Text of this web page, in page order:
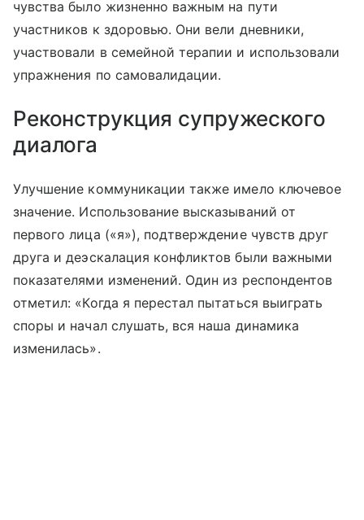
чувства было жизненно важным на пути
участников к здоровью. Они вели дневники,
участвовали в семейной терапии и использовали
упражнения по самовалидации.
Реконструкция супружеского
диалога
Улучшение коммуникации также имело ключевое
значение. Использование высказываний от
первого лица («я»), подтверждение чувств друг
друга и деэскалация конфликтов были важными
показателями изменений. Один из респондентов
отметил: «Когда я перестал пытаться выиграть
споры и начал слушать, вся наша динамика
изменилась».